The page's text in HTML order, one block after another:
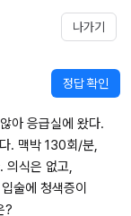
나가기
정답 확인
아 응급실에 왔다.
. 맥박 130회/분,
식은 없고,
술에 청색증이
?